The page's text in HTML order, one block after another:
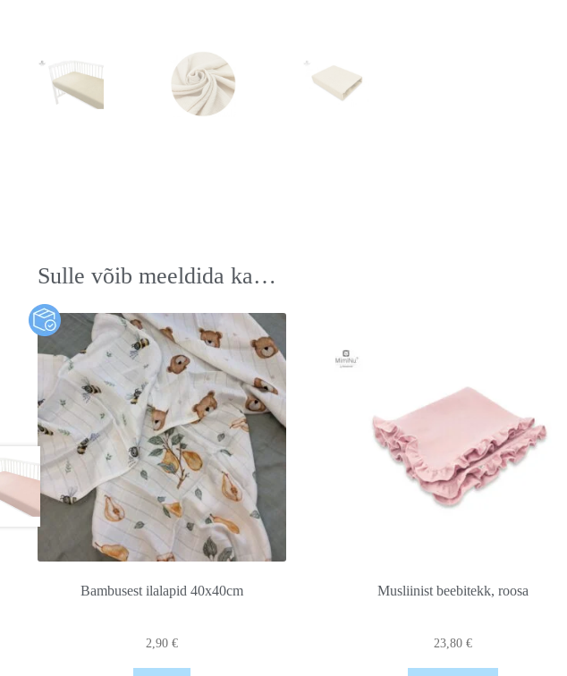
Sulle võib meeldida ka…
Bambusest ilalapid 40x40cm
2,90 €
Musliinist beebitekk, roosa
23,80€